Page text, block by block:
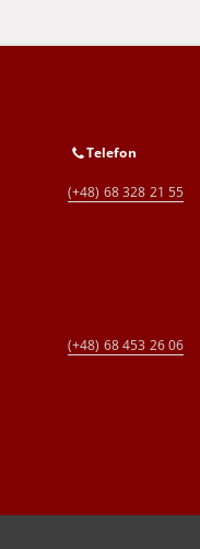
Telefon
(+48) 68 328 21 55
(+48) 68 453 26 06